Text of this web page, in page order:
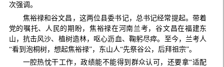
次强调。
焦裕禄和谷文昌，这两位县委书记，总书记经常提起。带着
党的嘱托、人民的期盼，焦裕禄在河南兰考，谷文昌在福建东
山，抗击风沙、植树造林，呕心沥血、鞠躬尽瘁。至今，兰考人
“看到泡桐树，想起焦裕禄”，东山人“先祭谷公，后拜祖宗”。
一腔热忱干工作，政绩能不能得到群众认可，还要拿“适配